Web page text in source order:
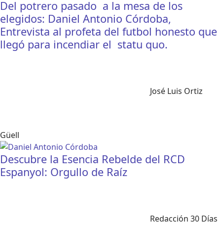
Del potrero pasado a la mesa de los
elegidos: Daniel Antonio Córdoba,
Entrevista al profeta del futbol honesto que
llegó para incendiar el statu quo.
José Luis Ortiz
Güell
Descubre la Esencia Rebelde del RCD
Espanyol: Orgullo de Raíz
Redacción 30 Días